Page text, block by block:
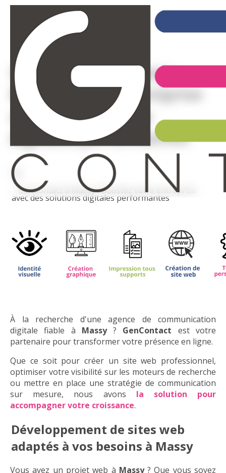
GenContact à Massy :
Boostez votre entreprise
avec des solutions
digitales performantes
GenContact à Massy : Boostez votre entreprise
avec des solutions digitales performantes
À la recherche d'une agence de communication
digitale fiable à Massy? GenContact est votre
partenaire pour transformer votre présence en ligne.
Que ce soit pour créer un site web professionnel,
optimiser votre visibilité sur les moteurs de recherche
ou mettre en place une stratégie de communication
sur mesure, nous avons la solution pour
accompagner votre croissance.
Développement de sites web
adaptés à vos besoins à Massy
Vous avez un projet web à Massy? Que vous soyez